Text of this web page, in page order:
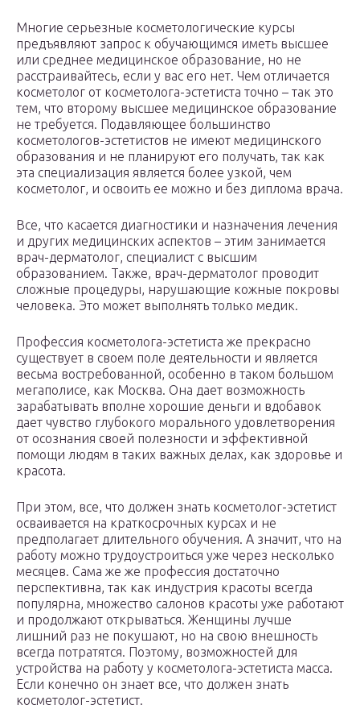
Многие серьезные косметологические курсы
предъявляют запрос к обучающимся иметь высшее
или среднее медицинское образование, но не
расстраивайтесь, если у вас его нет. Чем отличается
косметолог от косметолога-эстетиста точно – так это
тем, что второму высшее медицинское образование
не требуется. Подавляющее большинство
косметологов-эстетистов не имеют медицинского
образования и не планируют его получать, так как
эта специализация является более узкой, чем
косметолог, и освоить ее можно и без диплома врача.
Все, что касается диагностики и назначения лечения
и других медицинских аспектов – этим занимается
врач-дерматолог, специалист с высшим
образованием. Также, врач-дерматолог проводит
сложные процедуры, нарушающие кожные покровы
человека. Это может выполнять только медик.
Профессия косметолога-эстетиста же прекрасно
существует в своем поле деятельности и является
весьма востребованной, особенно в таком большом
мегаполисе, как Москва. Она дает возможность
зарабатывать вполне хорошие деньги и вдобавок
дает чувство глубокого морального удовлетворения
от осознания своей полезности и эффективной
помощи людям в таких важных делах, как здоровье и
красота.
При этом, все, что должен знать косметолог-эстетист
осваивается на краткосрочных курсах и не
предполагает длительного обучения. А значит, что на
работу можно трудоустроиться уже через несколько
месяцев. Сама же же профессия достаточно
перспективна, так как индустрия красоты всегда
популярна, множество салонов красоты уже работают
и продолжают открываться. Женщины лучше
лишний раз не покушают, но на свою внешность
всегда потратятся. Поэтому, возможностей для
устройства на работу у косметолога-эстетиста масса.
Если конечно он знает все, что должен знать
косметолог-эстетист.